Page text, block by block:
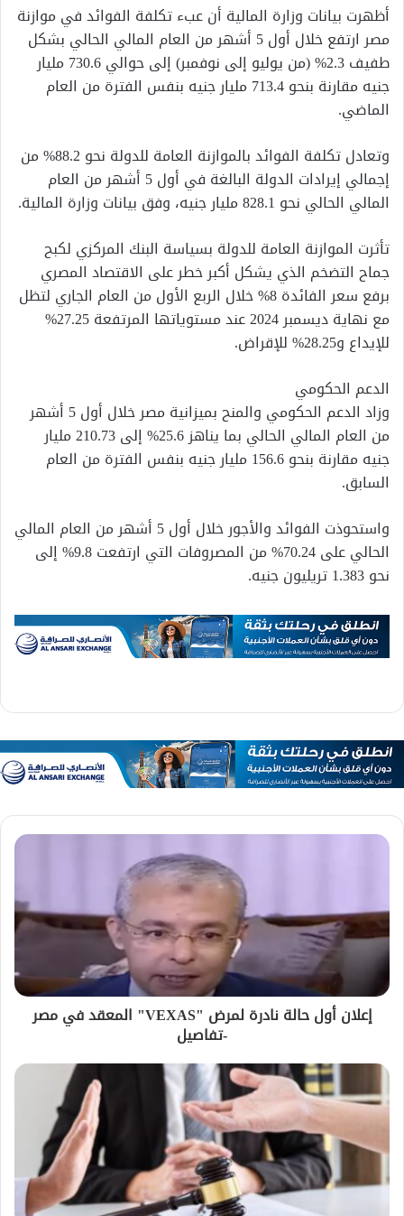
أظهرت بيانات وزارة المالية أن عبء تكلفة الفوائد في موازنة
مصر ارتفع خلال أول 5 أشهر من العام المالي الحالي بشكل
طفيف 2.3% (من يوليو إلى نوفمبر) إلى حوالي 730.6 مليار
جنيه مقارنة بنحو 713.4 مليار جنيه بنفس الفترة من العام
الماضي.
وتعادل تكلفة الفوائد بالموازنة العامة للدولة نحو 88.2% من
إجمالي إيرادات الدولة البالغة في أول 5 أشهر من العام
المالي الحالي نحو 828.1 مليار جنيه، وفق بيانات وزارة المالية.
تأثرت الموازنة العامة للدولة بسياسة البنك المركزي لكبح
جماح التضخم الذي يشكل أكبر خطر على الاقتصاد المصري
برفع سعر الفائدة 8% خلال الربع الأول من العام الجاري لتظل
مع نهاية ديسمبر 2024 عند مستوياتها المرتفعة 27.25%
للإيداع و28.25% للإقراض.
الدعم الحكومي
وزاد الدعم الحكومي والمنح بميزانية مصر خلال أول 5 أشهر
من العام المالي الحالي بما يناهز 25.6% إلى 210.73 مليار
جنيه مقارنة بنحو 156.6 مليار جنيه بنفس الفترة من العام
السابق.
واستحوذت الفوائد والأجور خلال أول 5 أشهر من العام المالي
الحالي على 70.24% من المصروفات التي ارتفعت 9.8% إلى
نحو 1.383 تريليون جنيه.
إعلان أول حالة نادرة لمرض "VEXAS" المعقد في مصر
-تفاصيل